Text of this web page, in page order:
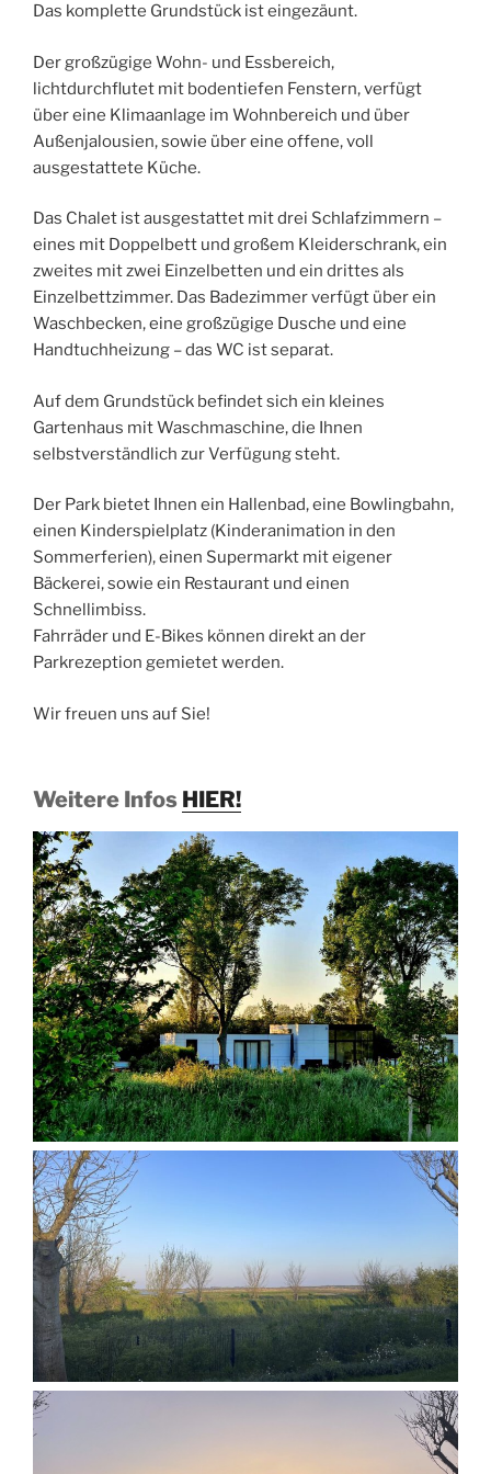
Das komplette Grundstück ist eingezäunt.
Der großzügige Wohn- und Essbereich,
lichtdurchflutet mit bodentiefen Fenstern, verfügt
über eine Klimaanlage im Wohnbereich und über
Außenjalousien, sowie über eine offene, voll
ausgestattete Küche.
Das Chalet ist ausgestattet mit drei Schlafzimmern –
eines mit Doppelbett und großem Kleiderschrank, ein
zweites mit zwei Einzelbetten und ein drittes als
Einzelbettzimmer. Das Badezimmer verfügt über ein
Waschbecken, eine großzügige Dusche und eine
Handtuchheizung – das WC ist separat.
Auf dem Grundstück befindet sich ein kleines
Gartenhaus mit Waschmaschine, die Ihnen
selbstverständlich zur Verfügung steht.
Der Park bietet Ihnen ein Hallenbad, eine Bowlingbahn,
einen Kinderspielplatz (Kinderanimation in den
Sommerferien), einen Supermarkt mit eigener
Bäckerei, sowie ein Restaurant und einen
Schnellimbiss.
Fahrräder und E-Bikes können direkt an der
Parkrezeption gemietet werden.
Wir freuen uns auf Sie!
Weitere Infos HIER!